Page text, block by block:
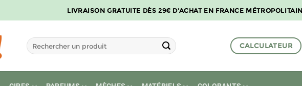
LIVRAISON GRATUITE DÈS 29€ D'ACHAT EN FRANCE
Recherche
pour :
CALCULATEUR